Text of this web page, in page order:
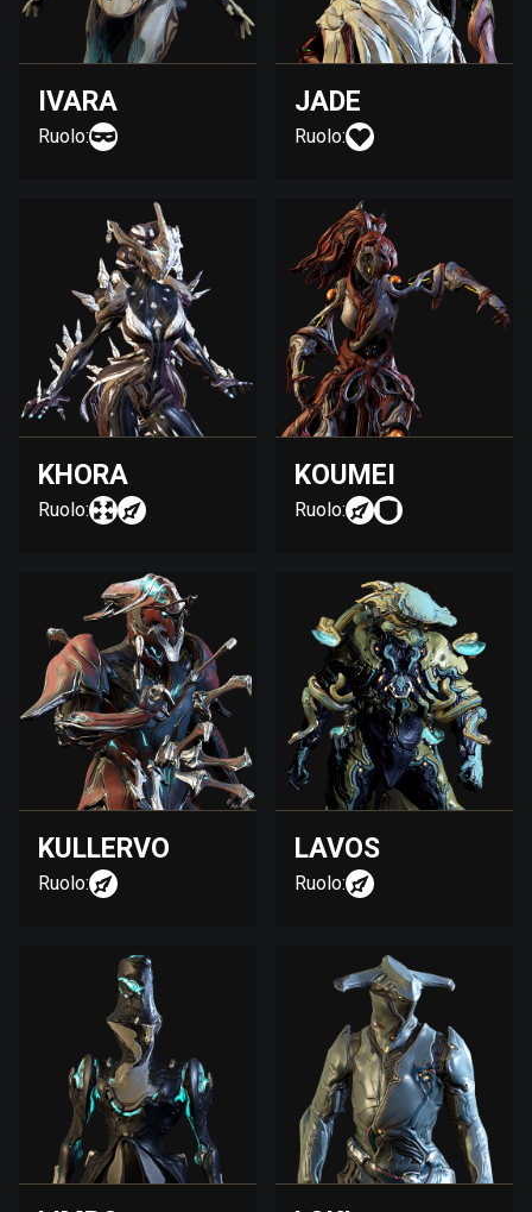
IVARA
Ruolo:
JADE
Ruolo:
KHORA
Ruolo:
KOUMEI
Ruolo:
KULLERVO
Ruolo:
LAVOS
Ruolo: